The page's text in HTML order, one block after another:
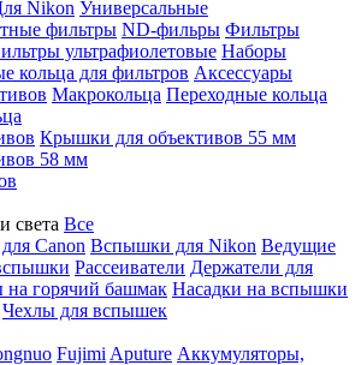
Nikon Универсальные
фильтры ND-фильры Фильтры
ультрафиолетовые Наборы
кольца для фильтров Аксессуары
Макрокольца Переходные кольца
Крышки для объективов 55 мм
58 мм
света Все
Canon Вспышки для Nikon Ведущие
Рассеиватели Держатели для
на горячий башмак Насадки на вспышки
Чехлы для вспышек
Fujimi Aputure Аккумуляторы,